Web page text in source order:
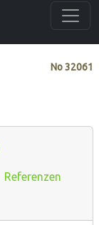
No32061
Referenzen